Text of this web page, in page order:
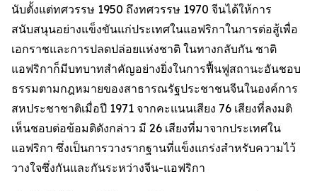
นับตั้งแต่ทศวรรษ 1950 ถึงทศวรรษ 1970 จีนได้ให้การ
สนับสนุนอย่างแข็งขันแก่ประเทศในแอฟริกาในการต่อสู้เพื่อ
เอกราชและการปลดปล่อยแห่งชาติ ในทางกลับกัน ชาติ
แอฟริกาก็มีบทบาทสำคัญอย่างยิ่งในการฟื้นฟูสถานะอันชอบ
ธรรมตามกฎหมายของสาธารณรัฐประชาชนจีนในองค์การ
สหประชาชาติเมื่อปี 1971 จากคะแนนเสียง 76 เสียงที่ลงมติ
เห็นชอบต่อข้อมติดังกล่าว มี 26 เสียงที่มาจากประเทศใน
แอฟริกา ซึ่งเป็นการวางรากฐานที่แข็งแกร่งสำหรับความไว้
วางใจซึ่งกันและกันระหว่างจีน-แอฟริกา